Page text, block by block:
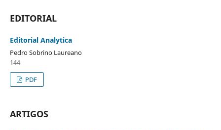
EDITORIAL
Editorial Analytica
Pedro Sobrino Laureano
144
PDF
ARTIGOS